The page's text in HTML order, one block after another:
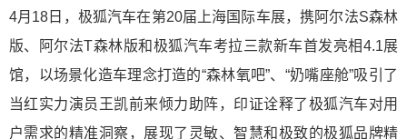
4月18日，极狐汽车在第20届上海国际车展，携阿尔法S森林
版、阿尔法T森林版和极狐汽车考拉三款新车首发亮相4.1展
馆，以场景化造车理念打造的“森林氧吧”、“奶嘴座舱”吸引了
当红实力演员王凯前来倾力助阵，印证诠释了极狐汽车对用
户需求的精准洞察，展现了灵敏、智慧和极致的极狐品牌精